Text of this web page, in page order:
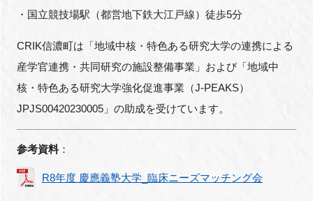
・国立競技場駅（都営地下鉄大江戸線）徒歩5分
CRIK信濃町は「地域中核・特色ある研究大学の連携による
産学官連携・共同研究の施設整備事業」および「地域中
核・特色ある研究大学強化促進事業（J-PEAKS）
JPJS00420230005」の助成を受けています。
参考資料：
R8年度 慶應義塾大学_臨床ニーズマッチング会